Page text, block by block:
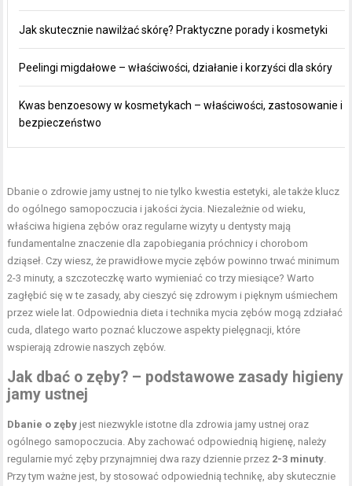
Jak skutecznie nawilżać skórę? Praktyczne porady i kosmetyki
Peelingi migdałowe – właściwości, działanie i korzyści dla skóry
Kwas benzoesowy w kosmetykach – właściwości, zastosowanie i
bezpieczeństwo
Dbanie o zdrowie jamy ustnej to nie tylko kwestia estetyki, ale także klucz
do ogólnego samopoczucia i jakości życia. Niezależnie od wieku,
właściwa higiena zębów oraz regularne wizyty u dentysty mają
fundamentalne znaczenie dla zapobiegania próchnicy i chorobom
dziąseł. Czy wiesz, że prawidłowe mycie zębów powinno trwać minimum
2-3 minuty, a szczoteczkę warto wymieniać co trzy miesiące? Warto
zagłębić się w te zasady, aby cieszyć się zdrowym i pięknym uśmiechem
przez wiele lat. Odpowiednia dieta i technika mycia zębów mogą zdziałać
cuda, dlatego warto poznać kluczowe aspekty pielęgnacji, które
wspierają zdrowie naszych zębów.
Jak dbać o zęby? – podstawowe zasady higieny
jamy ustnej
Dbanie o zęby jest niezwykle istotne dla zdrowia jamy ustnej oraz
ogólnego samopoczucia. Aby zachować odpowiednią higienę, należy
regularnie myć zęby przynajmniej dwa razy dziennie przez 2-3 minuty
Przy tym ważne jest, by stosować odpowiednią technikę, aby skutecznie